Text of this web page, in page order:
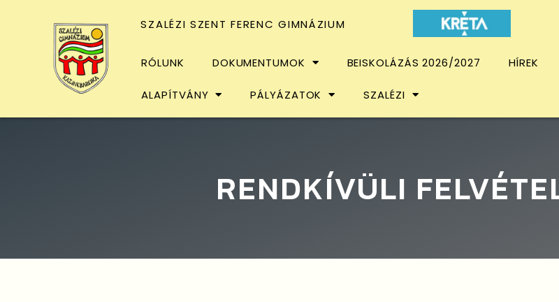
SZALÉZI SZENT FERENC GIMNÁZIUM
RÓLUNK DOKUMENTUMOK BEISKOLÁZÁS 2026/2027 HÍREK
ALAPÍTVÁNY PÁLYÁZATOK SZALÉZI
RENDKÍVÜLI